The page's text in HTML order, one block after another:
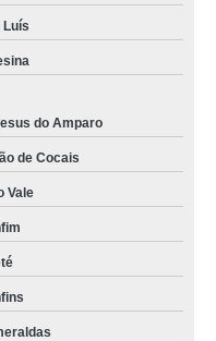
Luís
do Amparo
de Cocais
Vale